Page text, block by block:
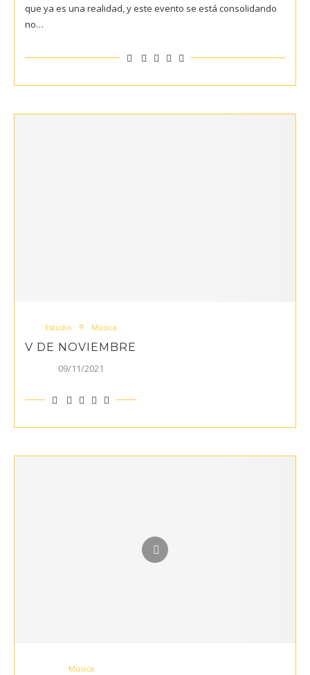
que ya es una realidad, y este evento se está consolidando
no…
Estudio Música
V DE NOVIEMBRE
09/11/2021
Música